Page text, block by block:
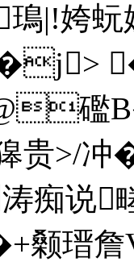
|!姱
礛
贵>/
涛痴说
颡瑨